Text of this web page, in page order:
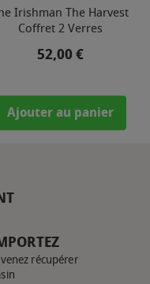
Irishman The Harvest
Coffret 2 Verres
Prix
52,00 €
Ajouter au panier
récupérer